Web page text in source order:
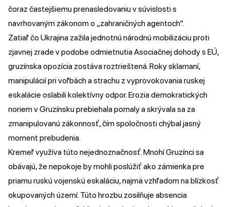
čoraz častejšiemu prenasledovaniu v súvislosti s
navrhovaným zákonom o „zahraničných agentoch“.
Zatiaľ čo Ukrajina zažila jednotnú národnú mobilizáciu proti
zjavnej zrade v podobe odmietnutia Asociačnej dohody s EÚ,
gruzínska opozícia zostáva roztrieštená. Roky sklamaní,
manipulácií pri voľbách a strachu z vyprovokovania ruskej
eskalácie oslabili kolektívny odpor. Erozia demokratických
noriem v Gruzínsku prebiehala pomaly a skrývala sa za
zmanipulovanú zákonnosť, čím spoločnosti chýbal jasný
moment prebudenia.
Kremeľ využíva túto nejednoznačnosť. Mnohí Gruzínci sa
obávajú, že nepokoje by mohli poslúžiť ako zámienka pre
priamu ruskú vojenskú eskaláciu, najmä vzhľadom na blízkosť
okupovaných území. Túto hrozbu zosilňuje absencia